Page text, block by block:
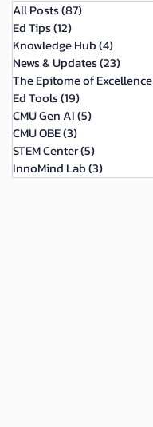
All Posts(87)
Ed Tips(12)
Knowledge Hub(4)
News & Updates(23)
The Epitome of Excellence
Ed Tools(19)
CMU Gen AI(5)
CMU OBE(3)
STEM Center(5)
InnoMind Lab(3)